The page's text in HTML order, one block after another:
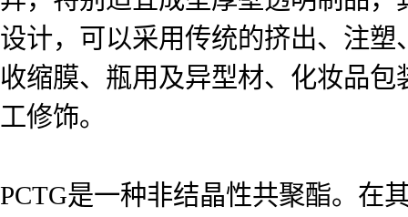
设计，可以采用传统的挤出、注
收缩膜、瓶用及异型材、化妆品
工修饰。
PCTG是一种非结晶性共聚酯。在